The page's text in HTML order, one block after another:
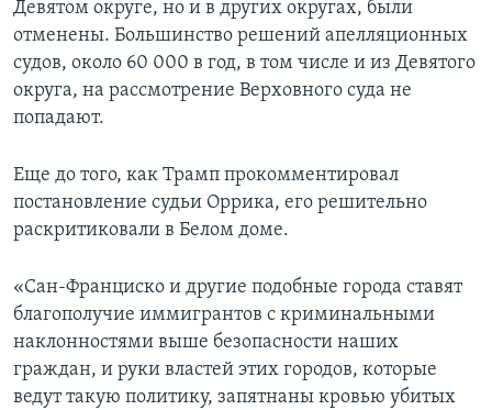
Девятом округе, но и в других округах, были
отменены. Большинство решений апелляционных
судов, около 60 000 в год, в том числе и из Девятого
округа, на рассмотрение Верховного суда не
попадают.
Еще до того, как Трамп прокомментировал
постановление судьи Оррика, его решительно
раскритиковали в Белом доме.
«Сан-Франциско и другие подобные города ставят
благополучие иммигрантов с криминальными
наклонностями выше безопасности наших
граждан, и руки властей этих городов, которые
ведут такую политику, запятнаны кровью убитых